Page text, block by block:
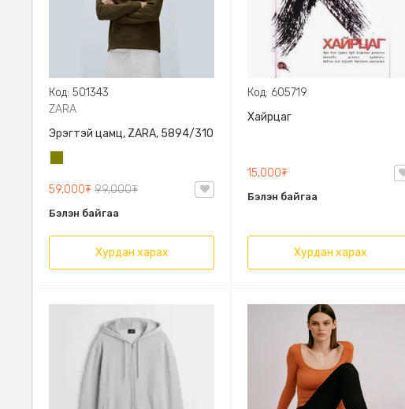
Код: 501343
ZARA
Эрэгтэй цамц, ZARA, 5894/310
59,000₮ 99,000₮
Бэлэн байгаа
Хурдан харах
Код: 605719
Хайрцаг
15,000₮
Бэлэн байгаа
Хурдан харах